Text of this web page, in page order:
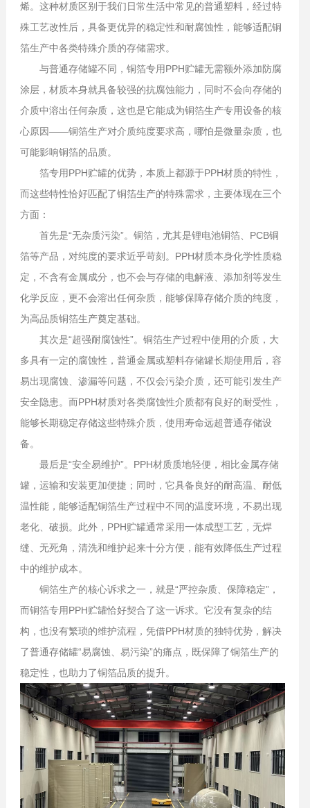
烯。这种材质区别于我们日常生活中常见的普通塑料，经过特
殊工艺改性后，具备更优异的稳定性和耐腐蚀性，能够适配铜
箔生产中各类特殊介质的存储需求。
与普通存储罐不同，铜箔专用PPH贮罐无需额外添加防腐
涂层，材质本身就具备较强的抗腐蚀能力，同时不会向存储的
介质中溶出任何杂质，这也是它能成为铜箔生产专用设备的核
心原因——铜箔生产对介质纯度要求高，哪怕是微量杂质，也
可能影响铜箔的品质。
箔专用PPH贮罐的优势，本质上都源于PPH材质的特性，
而这些特性恰好匹配了铜箔生产的特殊需求，主要体现在三个
方面：
首先是“无杂质污染”。铜箔，尤其是锂电池铜箔、PCB铜
箔等产品，对纯度的要求近乎苛刻。PPH材质本身化学性质稳
定，不含有金属成分，也不会与存储的电解液、添加剂等发生
化学反应，更不会溶出任何杂质，能够保障存储介质的纯度，
为高品质铜箔生产奠定基础。
其次是“超强耐腐蚀性”。铜箔生产过程中使用的介质，大
多具有一定的腐蚀性，普通金属或塑料存储罐长期使用后，容
易出现腐蚀、渗漏等问题，不仅会污染介质，还可能引发生产
安全隐患。而PPH材质对各类腐蚀性介质都有良好的耐受性，
能够长期稳定存储这些特殊介质，使用寿命远超普通存储设
备。
最后是“安全易维护”。PPH材质质地轻便，相比金属存储
罐，运输和安装更加便捷；同时，它具备良好的耐高温、耐低
温性能，能够适配铜箔生产过程中不同的温度环境，不易出现
老化、破损。此外，PPH贮罐通常采用一体成型工艺，无焊
缝、无死角，清洗和维护起来十分方便，能有效降低生产过程
中的维护成本。
铜箔生产的核心诉求之一，就是“严控杂质、保障稳定”，
而铜箔专用PPH贮罐恰好契合了这一诉求。它没有复杂的结
构，也没有繁琐的维护流程，凭借PPH材质的独特优势，解决
了普通存储罐“易腐蚀、易污染”的痛点，既保障了铜箔生产的
稳定性，也助力了铜箔品质的提升。